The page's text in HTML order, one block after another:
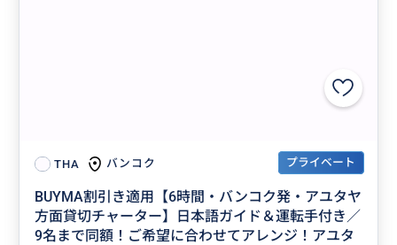
THA バンコク プライベート
BUYMA割引き適用【6時間・バンコク発・アユタヤ
方面貸切チャーター】日本語ガイド＆運転手付き／
9名まで同額！ご希望に合わせてアレンジ！アユタ